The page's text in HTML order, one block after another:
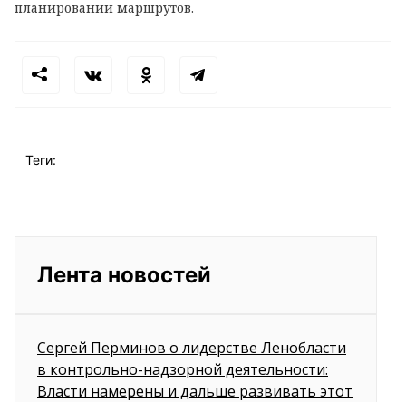
планировании маршрутов.
Теги:
Лента новостей
Сергей Перминов о лидерстве Ленобласти
в контрольно-надзорной деятельности:
Власти намерены и дальше развивать этот